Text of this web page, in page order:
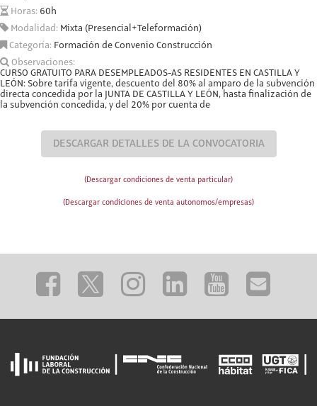
Horas: 60h
Modalidad: Mixta (Presencial+Teleformación)
Categoría: Formación de Convenio Construcción
Observaciones:
CURSO GRATUITO PARA DESEMPLEADOS-AS RESIDENTES EN CASTILLA Y
LEÓN: Sobre tarifa vigente, descuento del 80% al amparo de la subvención
directa concedida por la JUNTA DE CASTILLA Y LEÓN, hasta finalización de
la subvención concedida, y del 20% por cuenta de
DESCARGAR DETALLES DE LA CONVOCATORIA
(Descargar condiciones de venta particular)
(Descargar condiciones de venta autonomos/empresas)